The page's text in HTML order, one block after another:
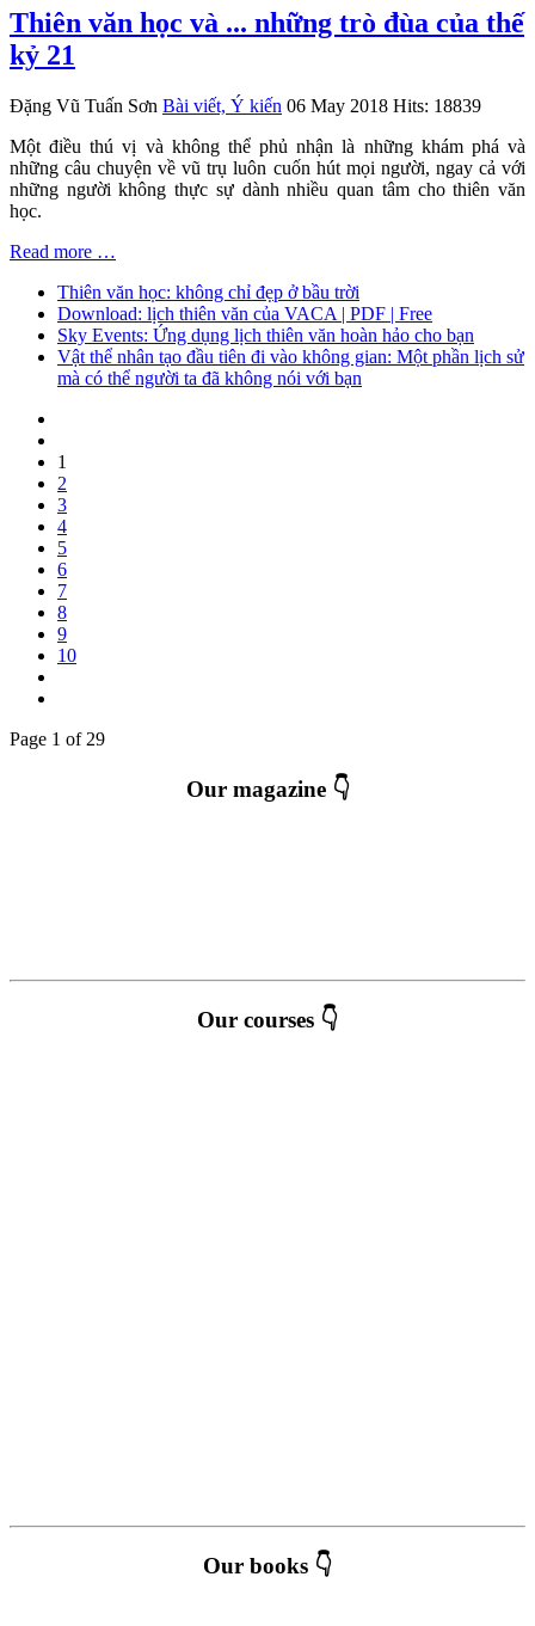
Thiên văn học và ... những trò đùa của thế
kỷ 21
Đặng Vũ Tuấn Sơn Bài viết, Ý kiến 06 May 2018 Hits: 18839
Một điều thú vị và không thể phủ nhận là những khám phá và
những câu chuyện về vũ trụ luôn cuốn hút mọi người, ngay cả với
những người không thực sự dành nhiều quan tâm cho thiên văn
học.
Read more …
Thiên văn học: không chỉ đẹp ở bầu trời
Download: lịch thiên văn của VACA | PDF | Free
Sky Events: Ứng dụng lịch thiên văn hoàn hảo cho bạn
Vật thể nhân tạo đầu tiên đi vào không gian: Một phần lịch sử
mà có thể người ta đã không nói với bạn
1
2
3
4
5
6
7
8
9
10
Page 1 of 29
Our magazine 👇
Our courses 👇
Our books 👇